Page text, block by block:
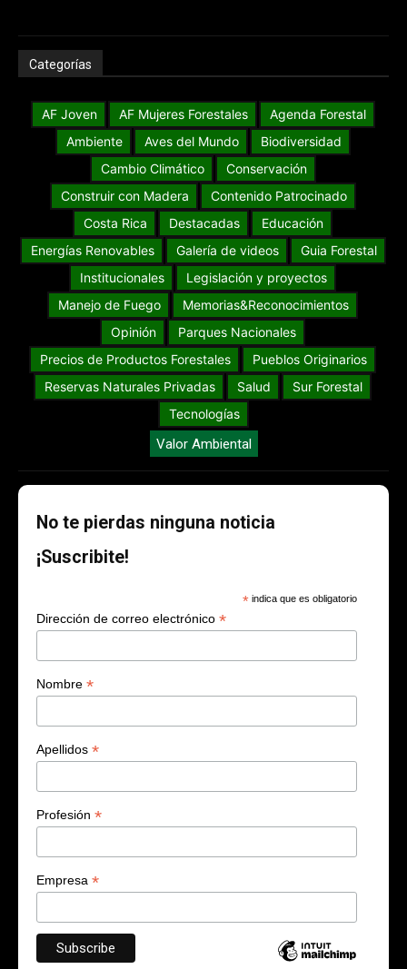
Categorías
AF Joven AF Mujeres Forestales
Agenda Forestal
Ambiente
Aves del Mundo
Biodiversidad
Cambio Climático
Conservación
Construir con Madera
Contenido Patrocinado
Costa Rica
Destacadas
Educación
Energías Renovables
Galería de videos
Guia Forestal
Institucionales
Legislación y proyectos
Manejo de Fuego
Memorias&Reconocimientos
Opinión
Parques Nacionales
Precios de Productos Forestales
Pueblos Originarios
Reservas Naturales Privadas
Salud
Sur Forestal
Tecnologías
Valor Ambiental
No te pierdas ninguna noticia
¡Suscribite!
* indica que es obligatorio
Dirección de correo electrónico *
Nombre *
Apellidos *
Profesión *
Empresa *